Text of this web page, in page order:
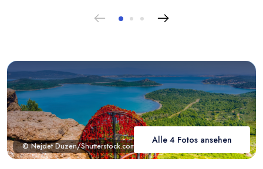
© Nejdet Duzen/Shutterstock.com
Alle 4 Fotos ansehen